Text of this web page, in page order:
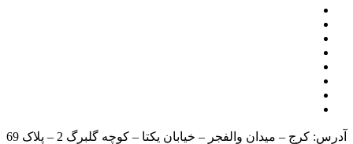
آدرس: کرج – میدان والفجر – خیابان یکتا – کوچه گلبرگ 2 – پلاک 69